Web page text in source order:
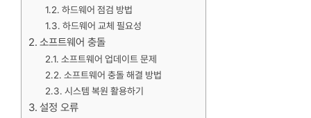
하드웨어 점검 방법
하드웨어 교체 필요성
소프트웨어 충돌
소프트웨어 업데이트 문제
소프트웨어 충돌 해결 방법
시스템 복원 활용하기
설정 오류